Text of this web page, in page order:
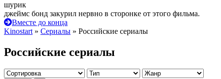
шурик
джеймс бонд закурил нервно в сторонке от этого фильма.
Вместе до конца
Kinostart » Сериалы » Российские сериалы
Российские сериалы